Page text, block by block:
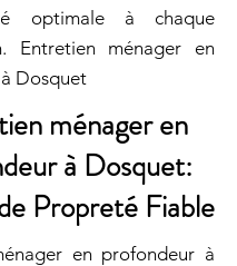
optimale à chaque
Entretien ménager en
Dosquet
ménager en
à Dosquet:
Propreté Fiable
en profondeur à